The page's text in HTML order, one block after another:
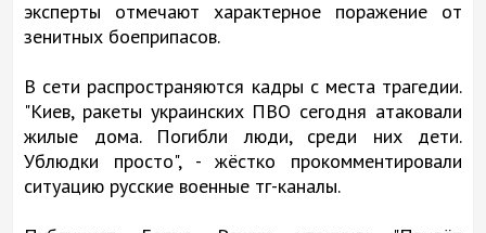
эксперты отмечают характерное поражение от
зенитных боеприпасов.
В сети распространяются кадры с места трагедии.
"Киев, ракеты украинских ПВО сегодня атаковали
жилые дома. Погибли люди, среди них дети.
Ублюдки просто", - жёстко прокомментировали
ситуацию русские военные тг-каналы.